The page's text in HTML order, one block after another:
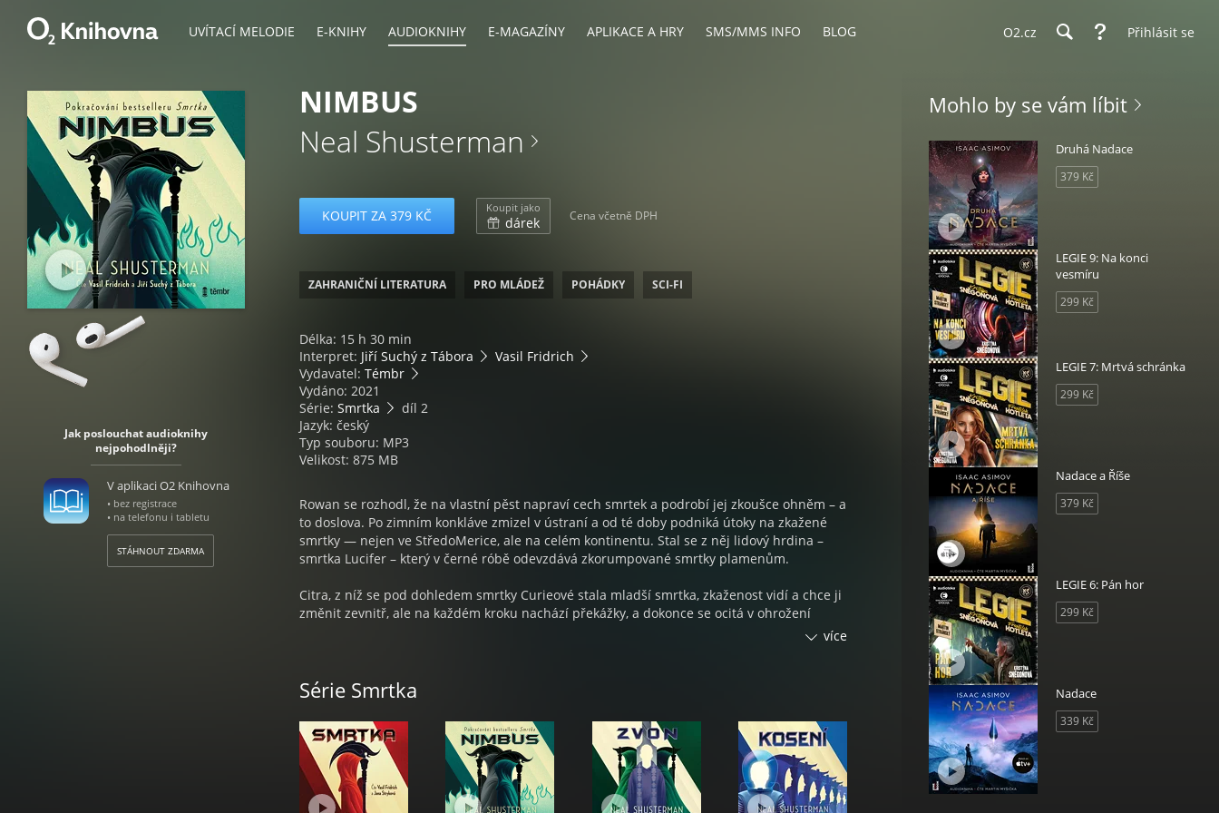
UVÍTACÍ MELODIE E-KNIHY AUDIOKNIHY E-MAGAZÍNY APLIKACE A HRY SMS/MMS INFO BLOG O2.cz Přihlásit se
Jak poslouchat audioknihy
nejpohodlněji?
V aplikaci O2 Knihovna
• bez registrace
• na telefonu i tabletu
STÁHNOUT ZDARMA
NIMBUS
Neal Shusterman
KOUPIT ZA 379 KČ Koupit jako
dárek Cena včetně DPH
ZAHRANIČNÍ LITERATURA PRO MLÁDEŽ POHÁDKY SCI-FI
Délka: 15 h 30 min
Interpret: Jiří Suchý z Tábora
Vasil Fridrich
Vydavatel: Témbr
Vydáno: 2021
Série: Smrtka
díl 2
Jazyk: český
Typ souboru: MP3
Velikost: 875 MB
Rowan se rozhodl, že na vlastní pěst napraví cech smrtek a podrobí jej zkoušce ohněm – a
to doslova. Po zimním konkláve zmizel v ústraní a od té doby podniká útoky na zkažené
smrtky — nejen ve StředoMerice, ale na celém kontinentu. Stal se z něj lidový hrdina –
smrtka Lucifer – který v černé róbě odevzdává zkorumpované smrtky plamenům.
Citra, z níž se pod dohledem smrtky Curieové stala mladší smrtka, zkaženost vidí a chce ji
změnit zevnitř, ale na každém kroku nachází překážky, a dokonce se ocitá v ohrožení
života. Rozkol mezi „starou gardou“ a „novým řádem“ se vyostřuje a vzájemné soupeření
dokonalého světa. Ale vloží se do toho, nebo bude jen přihlížet, jak se dokonalost mění v
úpadek?
Neal Shusterman: NIMBUS | Překlad Petr Kotrle I Čte Vasil Fridrich a Jiří Suchý z Tábora |
Režie Petr Mančal | Zvuk, střih a mastering Dominik Budil | Hudba Jonáš Rosůlek |
Natočeno ve studiu Professional Sound | Grafiku podle knižní obálky adaptoval Michal
Holík | Produkce Needles - Petra Kinclová | Supervize Alena Brožová | Vydala Euromedia
více
Série Smrtka
Mohlo by se vám líbit
Druhá Nadace
379 Kč
LEGIE 9: Na konci
vesmíru
299 Kč
LEGIE 7: Mrtvá schránka
299 Kč
Nadace a Říše
379 Kč
LEGIE 6: Pán hor
299 Kč
Nadace
339 Kč